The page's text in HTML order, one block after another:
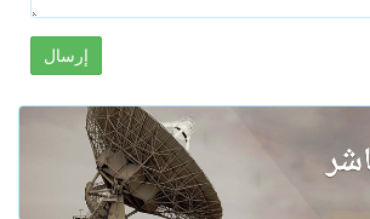
إرسال